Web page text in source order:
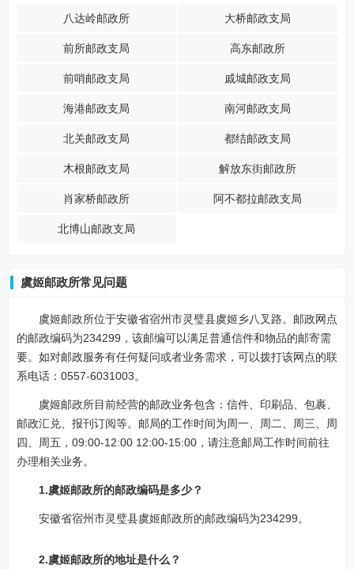
八达岭邮政所 大桥邮政支局
前所邮政支局 高东邮政所
前哨邮政支局 戚城邮政支局
海港邮政支局 南河邮政支局
北关邮政支局 都结邮政支局
木根邮政支局 解放东街邮政所
肖家桥邮政所 阿不都拉邮政支局
北博山邮政支局
虞姬邮政所常见问题
虞姬邮政所位于安徽省宿州市灵璧县虞姬乡八叉路。邮政网点
的邮政编码为234299，该邮编可以满足普通信件和物品的邮寄需
要。如对邮政服务有任何疑问或者业务需求，可以拨打该网点的联
系电话：0557-6031003。
虞姬邮政所目前经营的邮政业务包含：信件、印刷品、包裹、
邮政汇兑、报刊订阅等。邮局的工作时间为周一、周二、周三、周
四、周五，09:00-12:00 12:00-15:00，请注意邮局工作时间前往
办理相关业务。
1.虞姬邮政所的邮政编码是多少？
安徽省宿州市灵璧县虞姬邮政所的邮政编码为234299。
2.虞姬邮政所的地址是什么？